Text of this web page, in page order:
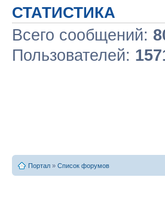
СТАТИСТИКА
Всего сообщений:
Пользователей:
Портал » Список форумов